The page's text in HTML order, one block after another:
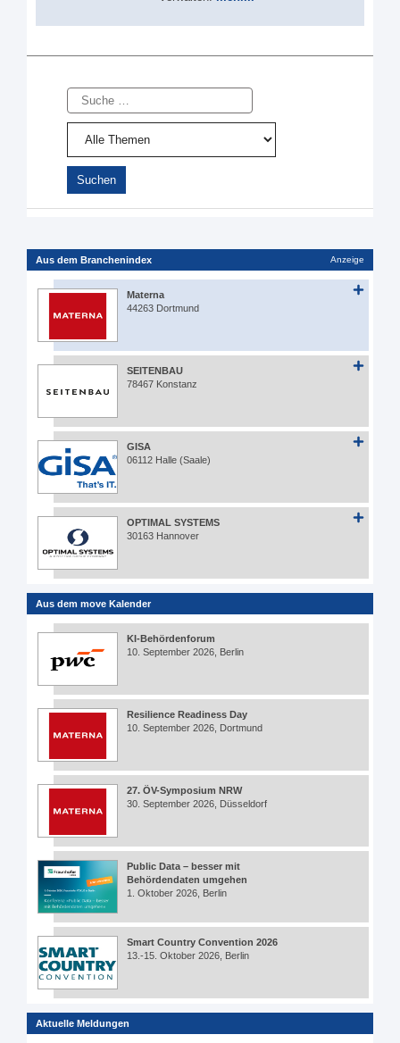
Suche
Aus dem Branchenindex Anzeige
Materna
44263 Dortmund
SEITENBAU
78467 Konstanz
GISA
06112 Halle (Saale)
OPTIMAL SYSTEMS
30163 Hannover
Aus dem move Kalender
KI-Behördenforum
10. September 2026, Berlin
Resilience Readiness Day
10. September 2026, Dortmund
27. ÖV-Symposium NRW
30. September 2026, Düsseldorf
Public Data – besser mit
Behördendaten umgehen
1. Oktober 2026, Berlin
Smart Country Convention 2026
13.-15. Oktober 2026, Berlin
Aktuelle Meldungen